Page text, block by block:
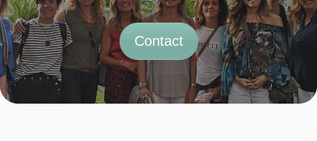
Contact